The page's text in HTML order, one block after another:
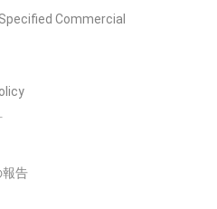
Commercial
報告